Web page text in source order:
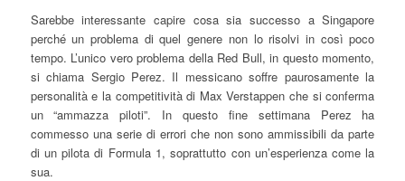
Sarebbe interessante capire cosa sia successo a Singapore
perché un problema di quel genere non lo risolvi in così poco
tempo. L’unico vero problema della Red Bull, in questo momento,
si chiama Sergio Perez. Il messicano soffre paurosamente la
personalità e la competitività di Max Verstappen che si conferma
un “ammazza piloti”. In questo fine settimana Perez ha
commesso una serie di errori che non sono ammissibili da parte
di un pilota di Formula 1, soprattutto con un’esperienza come la
sua.